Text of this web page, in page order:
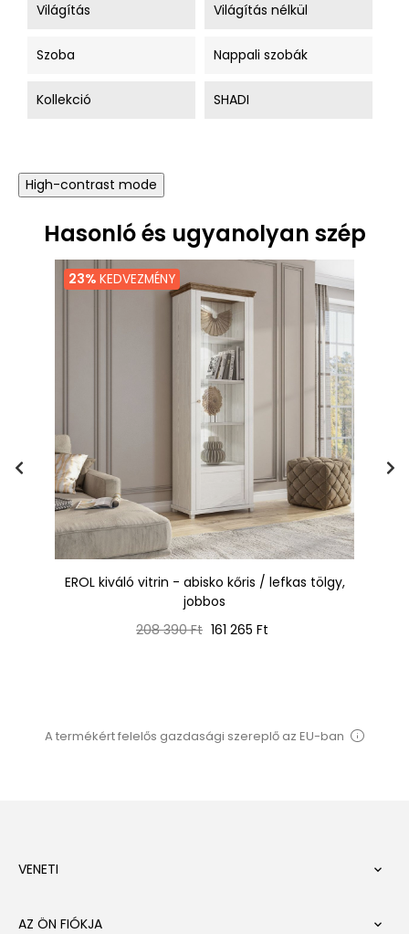
Világítás Világítás nélkül
Szoba Nappali szobák
Kollekció SHADI
High-contrast mode
Hasonló és ugyanolyan szép
23% KEDVEZMÉNY
EROL kiváló vitrin - abisko kőris / lefkas tölgy,
jobbos
Normál
208 390 Ft Ár
161 265 Ft
A termékért felelős gazdasági szereplő az EU-ban
VENETI 
AZ ÖN FIÓKJA 